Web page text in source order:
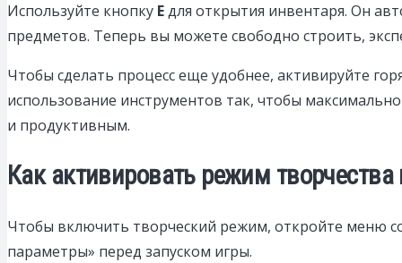
Используйте кнопку Eдля открытия инвентаря. Он
предметов. Теперь вы можете свободно строить,
Чтобы сделать процесс еще удобнее, активируйте
использование инструментов так, чтобы
и продуктивным.
Как активировать режим
Чтобы включить творческий режим, откройте меню
параметры» перед запуском игры.